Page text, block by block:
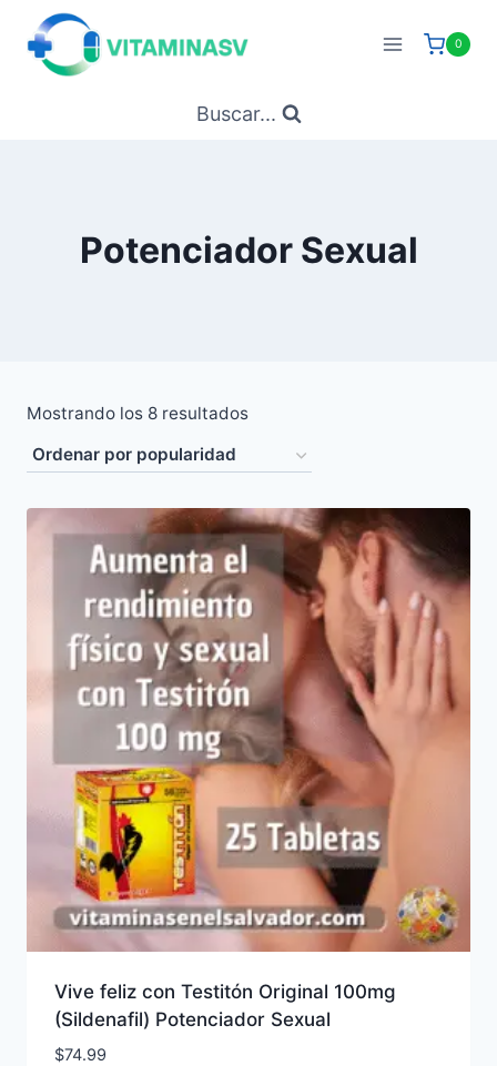
Saltar
contenido
0
Buscar...
Potenciador Sexual
Mostrando los 8 resultadosOrdenado
popularidad
Vive feliz con Testitón Original 100mg
(Sildenafil) Potenciador Sexual
$74.99